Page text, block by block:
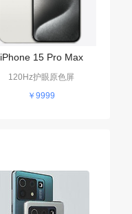
iPhone 15 Pro Max
120Hz护眼原色屏
￥9999